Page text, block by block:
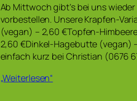
Ab Mittwoch gibt’s bei uns
vorbestellen. Unsere Krapfen-
(vegan) – 2,60 €Topfen-
2,60 €Dinkel-Hagebutte (vegan)
einfach kurz bei Christian (0676
„Weiterlesen“